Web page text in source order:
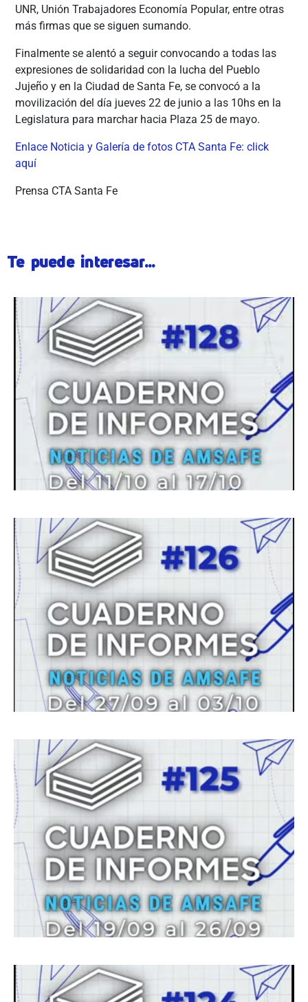
UNR, Unión Trabajadores Economía Popular, entre otras
más firmas que se siguen sumando.
Finalmente se alentó a seguir convocando a todas las
expresiones de solidaridad con la lucha del Pueblo
Jujeño y en la Ciudad de Santa Fe, se convocó a la
movilización del día jueves 22 de junio a las 10hs en la
Legislatura para marchar hacia Plaza 25 de mayo.
Enlace Noticia y Galería de fotos CTA Santa Fe: click
aquí
Prensa CTA Santa Fe
Te puede interesar...